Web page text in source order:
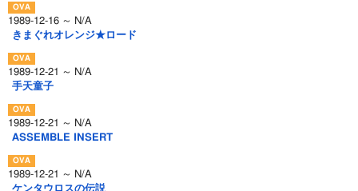
1989-12-16 ～ N/A
きまぐれオレンジ★ロード
1989-12-21 ～ N/A
手天童子
1989-12-21 ～ N/A
ASSEMBLE INSERT
1989-12-21 ～ N/A